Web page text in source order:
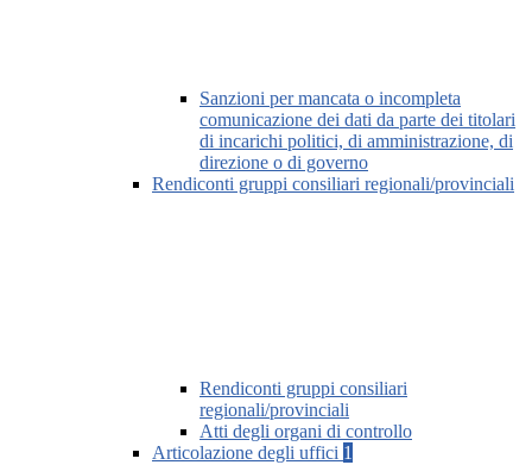
Sanzioni per mancata o incompleta
comunicazione dei dati da parte dei titolari
di incarichi politici, di amministrazione, di
direzione o di governo
Rendiconti gruppi consiliari regionali/provinciali
Rendiconti gruppi consiliari
regionali/provinciali
Atti degli organi di controllo
Articolazione degli uffici 1